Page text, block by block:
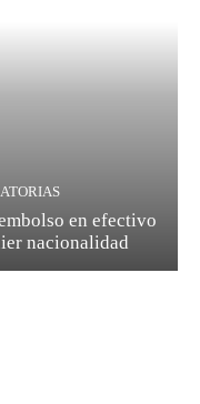
en efectivo
nacionalidad